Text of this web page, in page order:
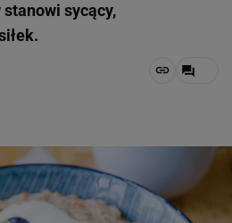
sycący,